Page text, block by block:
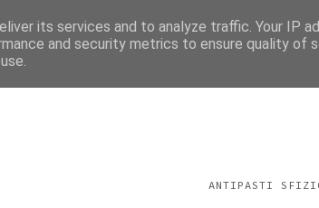
ANTIPASTI
its services and to analyze traffic. Your IP
and security metrics to ensure quality of